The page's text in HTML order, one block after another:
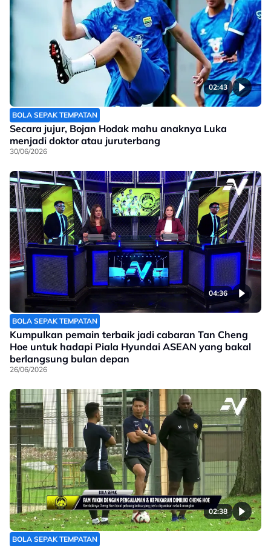
02:43
BOLA SEPAK TEMPATAN
Secara jujur, Bojan Hodak mahu anaknya Luka
menjadi doktor atau juruterbang
30/06/2026
04:36
BOLA SEPAK TEMPATAN
Kumpulkan pemain terbaik jadi cabaran Tan Cheng
Hoe untuk hadapi Piala Hyundai ASEAN yang bakal
berlangsung bulan depan
26/06/2026
02:38
BOLA SEPAK TEMPATAN